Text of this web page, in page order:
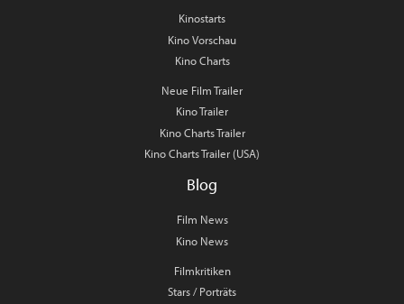
Kinostarts
Kino Vorschau
Kino Charts
Neue Film Trailer
Kino Trailer
Kino Charts Trailer
Kino Charts Trailer (USA)
Blog
Film News
Kino News
Filmkritiken
Stars / Porträts